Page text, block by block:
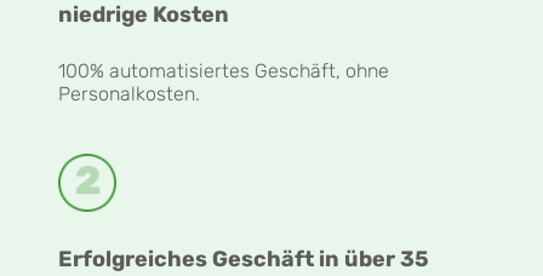
niedrige Kosten
100% automatisiertes Geschäft, ohne
Personalkosten.
Erfolgreiches Geschäft in über 35